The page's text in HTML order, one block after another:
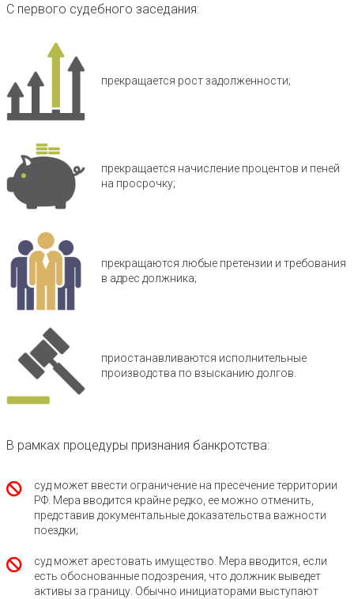
С первого судебного заседания:
прекращается рост задолженности;
прекращается начисление процентов и пеней
на просрочку;
прекращаются любые претензии и требования
в адрес должника;
приостанавливаются исполнительные
производства по взысканию долгов.
В рамках процедуры признания банкротства:
суд может ввести ограничение на пресечение территории
РФ. Мера вводится крайне редко, ее можно отменить,
представив документальные доказательства важности
поездки;
суд может арестовать имущество. Мера вводится, если
есть обоснованные подозрения, что должник выведет
активы за границу. Обычно инициаторами выступают